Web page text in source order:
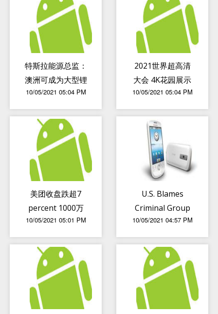
iPhone
特斯拉能源总监：
澳洲可成为大型锂
供应地
10/05/2021 05:04 PM
2021世界超高清
大会 4K花园展示
5G+超高清云导播
远程制作系统
10/05/2021 05:04 PM
美团收盘跌超7
percent 1000万
骑手均为外包
10/05/2021 05:01 PM
U.S. Blames
Criminal Group
in Colonial
Pipeline Hack
10/05/2021 04:57 PM